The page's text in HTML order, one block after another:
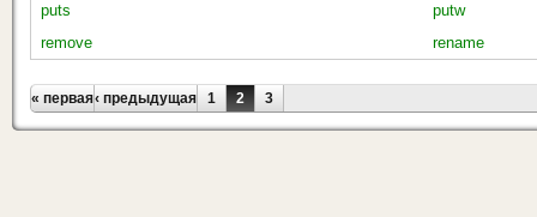
puts
putw
remove
rename
Страницы
« первая‹ предыдущая 1 2 3